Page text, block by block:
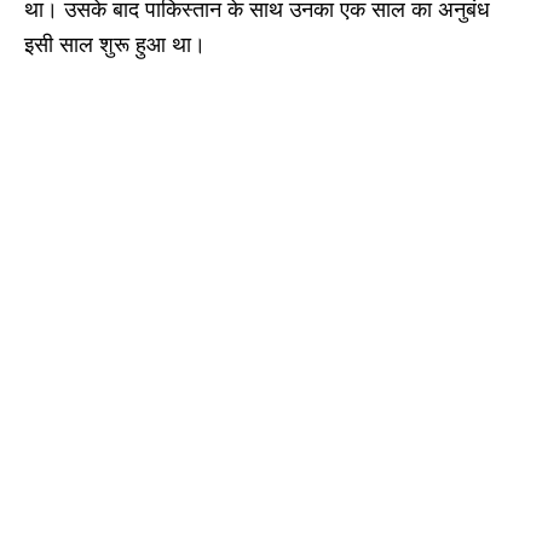
था। उसके बाद पाकिस्तान के साथ उनका एक साल का अनुबंध
इसी साल शुरू हुआ था।